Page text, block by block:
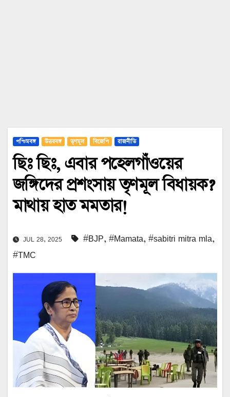
পশ্চিমবঙ্গ উত্তরবঙ্গ তৃণমূল বিজেপি রাজনীতি
ছিঃ ছিঃ, এবার পহেলগাঁওয়ের
জঙ্গিদের প্রশংসায় তৃণমূল বিধায়ক?
মাথায় হাত মমতার!
JUL 28, 2025 #BJP, #Mamata, #sabitri mitra mla,
#TMC